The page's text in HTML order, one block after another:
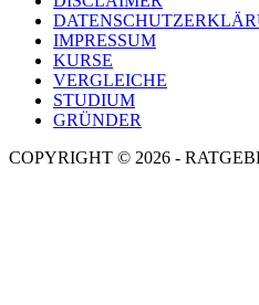
IMPRESSUM
KURSE
VERGLEICHE
STUDIUM
GRÜNDER
COPYRIGHT © 2026 -